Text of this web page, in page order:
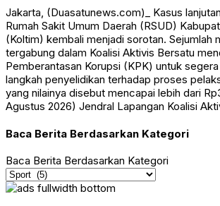
Jakarta, (Duasatunews.com)_ Kasus
Rumah Sakit Umum Daerah (RSUD)
(Koltim) kembali menjadi sorotan. Sejumlah
tergabung dalam Koalisi Aktivis Bersatu
Pemberantasan Korupsi (KPK) untuk
langkah penyelidikan terhadap proses
yang nilainya disebut mencapai lebih dari
Agustus 2026) Jendral Lapangan Koalisi
Baca Berita Berdasarkan Kategori
Baca Berita Berdasarkan Kategori